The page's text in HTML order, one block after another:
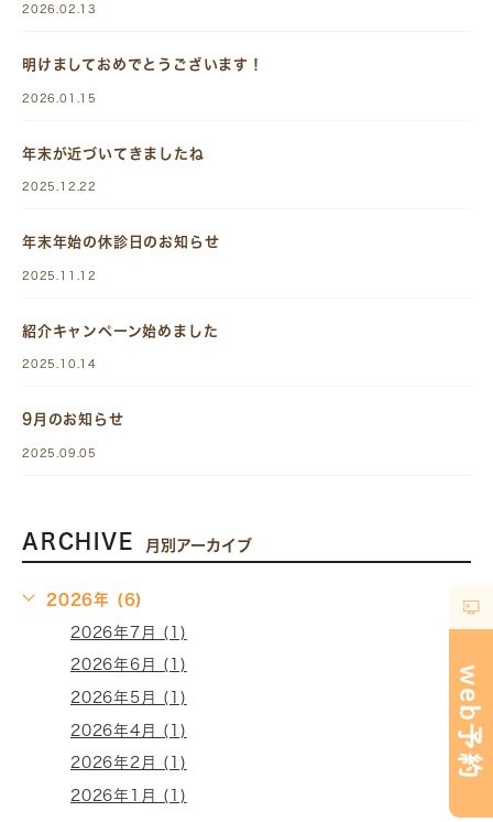
2026.02.13
明けましておめでとうございます！
2026.01.15
年末が近づいてきましたね
2025.12.22
年末年始の休診日のお知らせ
2025.11.12
紹介キャンペーン始めました
2025.10.14
9月のお知らせ
2025.09.05
ARCHIVE 月別アーカイブ
2026年 (6)
2026年7月 (1)
2026年6月 (1)
2026年5月 (1)
2026年4月 (1)
2026年2月 (1)
2026年1月 (1)